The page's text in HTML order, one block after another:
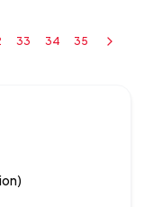
33 34 35